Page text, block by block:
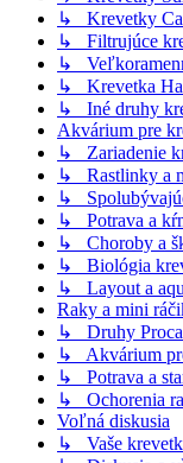
↳ Krevetky
↳ Filtrujúce
↳
↳ Krevetka
↳ Iné druhy
Akvárium pre
↳ Zariadenie
↳ Rastlinky a
↳
↳ Potrava a
↳ Choroby a
↳ Biológia
↳ Layout a
Raky a mini
↳ Druhy
↳ Akvárium
↳ Potrava a
↳ Ochorenia
Voľná diskusia
↳ Vaše